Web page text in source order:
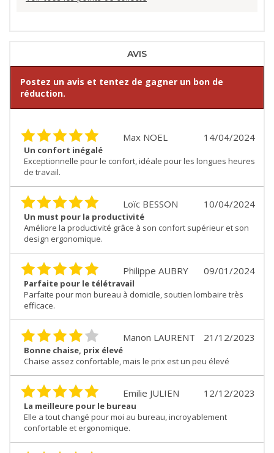
AVIS
Postez un avis et tentez de gagner un bon de
réduction.
14/04/2024
Max NOEL
Un confort inégalé
Exceptionnelle pour le confort, idéale pour les longues heures
de travail.
10/04/2024
Loïc BESSON
Un must pour la productivité
Améliore la productivité grâce à son confort supérieur et son
design ergonomique.
09/01/2024
Philippe AUBRY
Parfaite pour le télétravail
Parfaite pour mon bureau à domicile, soutien lombaire très
efficace.
21/12/2023
Manon LAURENT
Bonne chaise, prix élevé
Chaise assez confortable, mais le prix est un peu élevé
12/12/2023
Emilie JULIEN
La meilleure pour le bureau
Elle a tout changé pour moi au bureau, incroyablement
confortable et ergonomique.